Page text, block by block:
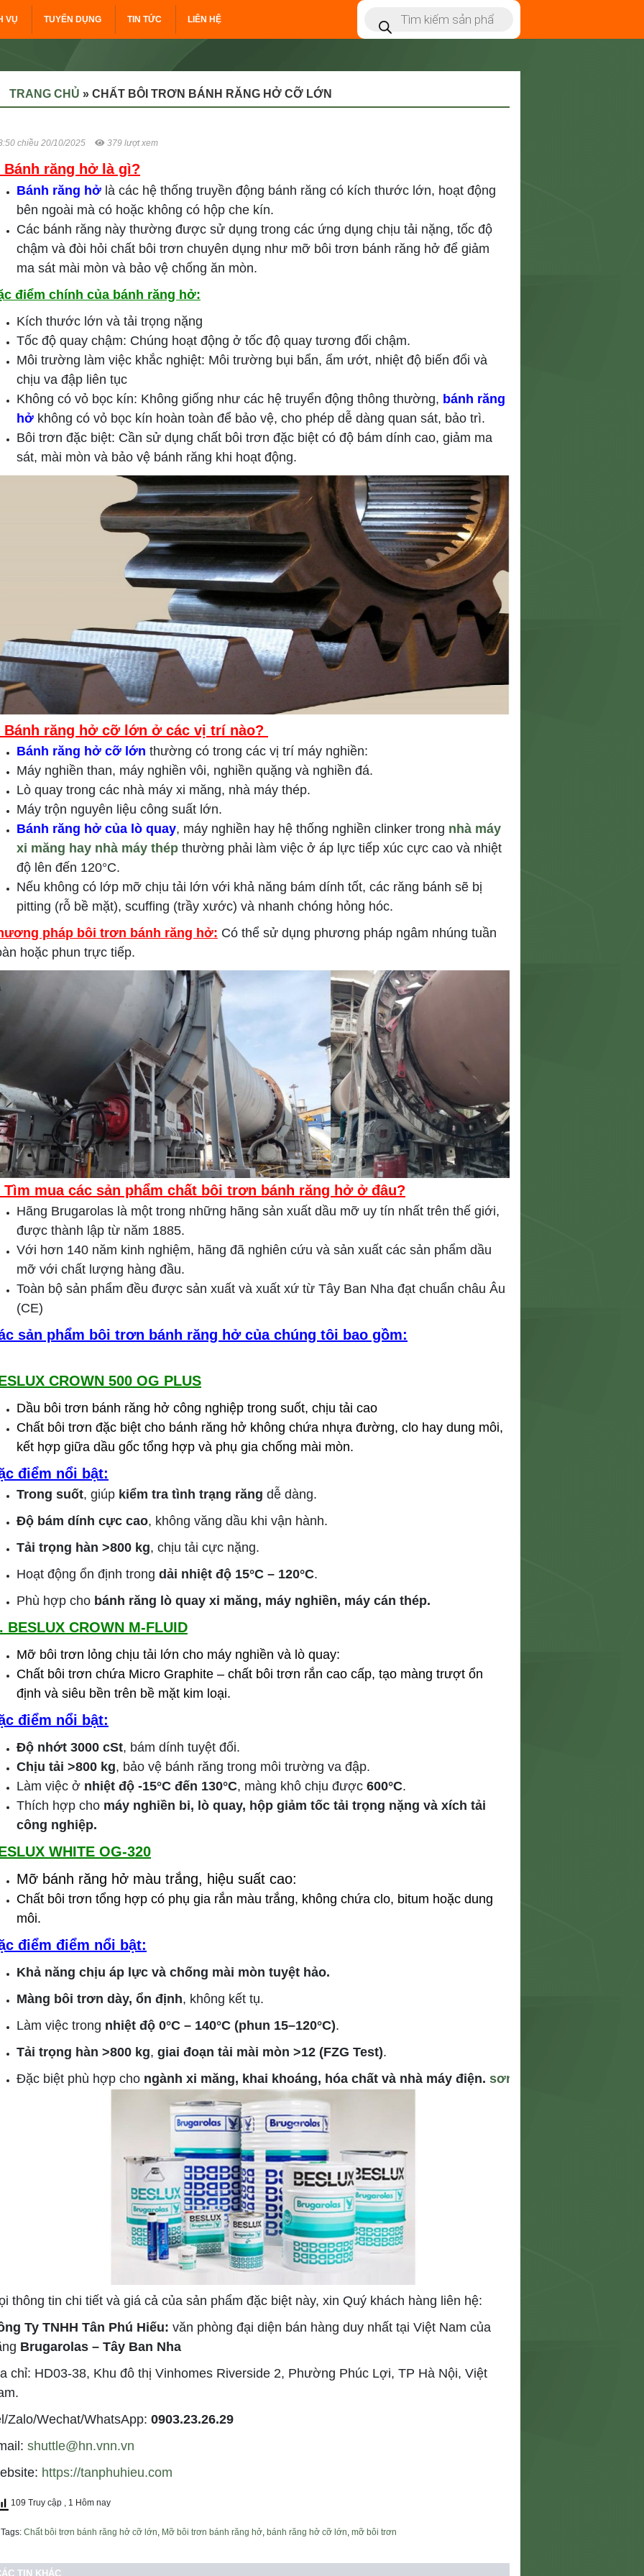
VỤ TUYỂN DỤNG TIN TỨC LIÊN HỆ
TRANG CHỦ » CHẤT BÔI TRƠN BÁNH RĂNG HỞ CỠ LỚN
chiều 20/10/2025 379 lượt xem
Bánh răng hở là gì?
Bánh răng hở là các hệ thống truyền động bánh răng có kích thước lớn, hoạt động
bên ngoài mà có hoặc không có hộp che kín.
Các bánh răng này thường được sử dụng trong các ứng dụng chịu tải nặng, tốc độ
chậm và đòi hỏi chất bôi trơn chuyên dụng như mỡ bôi trơn bánh răng hở để giảm
ma sát mài mòn và bảo vệ chống ăn mòn.
điểm chính của bánh răng hở:
Kích thước lớn và tải trọng nặng
Tốc độ quay chậm: Chúng hoạt động ở tốc độ quay tương đối chậm.
Môi trường làm việc khắc nghiệt: Môi trường bụi bẩn, ẩm ướt, nhiệt độ biến đổi và
chịu va đập liên tục
Không có vỏ bọc kín: Không giống như các hệ truyển động thông thường, bánh răng
hở không có vỏ bọc kín hoàn toàn để bảo vệ, cho phép dễ dàng quan sát, bảo trì.
Bôi trơn đặc biệt: Cần sử dụng chất bôi trơn đặc biệt có độ bám dính cao, giảm ma
sát, mài mòn và bảo vệ bánh răng khi hoạt động.
Bánh răng hở cỡ lớn ở các vị trí nào?
Bánh răng hở cỡ lớn thường có trong các vị trí máy nghiền:
Máy nghiền than, máy nghiền vôi, nghiền quặng và nghiền đá.
Lò quay trong các nhà máy xi măng, nhà máy thép.
Máy trộn nguyên liệu công suất lớn.
Bánh răng hở của lò quay, máy nghiền hay hệ thống nghiền clinker trong nhà máy
xi măng hay nhà máy thép thường phải làm việc ở áp lực tiếp xúc cực cao và nhiệt
độ lên đến 120°C.
Nếu không có lớp mỡ chịu tải lớn với khả năng bám dính tốt, các răng bánh sẽ bị
pitting (rỗ bề mặt), scuffing (trầy xước) và nhanh chóng hỏng hóc.
pháp bôi trơn bánh răng hở: Có thể sử dụng phương pháp ngâm nhúng tuần
hoặc phun trực tiếp.
Tìm mua các sản phẩm chất bôi trơn bánh răng hở ở đâu?
Hãng Brugarolas là một trong những hãng sản xuất dầu mỡ uy tín nhất trên thế giới,
được thành lập từ năm 1885.
Với hơn 140 năm kinh nghiệm, hãng đã nghiên cứu và sản xuất các sản phẩm dầu
mỡ với chất lượng hàng đầu.
Toàn bộ sản phẩm đều được sản xuất và xuất xứ từ Tây Ban Nha đạt chuẩn châu Âu
(CE)
sản phẩm bôi trơn bánh răng hở của chúng tôi bao gồm:
CROWN 500 OG PLUS
Dầu bôi trơn bánh răng hở công nghiệp trong suốt, chịu tải cao
Chất bôi trơn đặc biệt cho bánh răng hở không chứa nhựa đường, clo hay dung môi,
kết hợp giữa dầu gốc tổng hợp và phụ gia chống mài mòn.
điểm nổi bật:
Trong suốt, giúp kiểm tra tình trạng răng dễ dàng.
Độ bám dính cực cao, không văng dầu khi vận hành.
Tải trọng hàn >800 kg, chịu tải cực nặng.
Hoạt động ổn định trong dải nhiệt độ 15°C – 120°C.
Phù hợp cho bánh răng lò quay xi măng, máy nghiền, máy cán thép.
BESLUX CROWN M-FLUID
Mỡ bôi trơn lỏng chịu tải lớn cho máy nghiền và lò quay:
Chất bôi trơn chứa Micro Graphite – chất bôi trơn rắn cao cấp, tạo màng trượt ổn
định và siêu bền trên bề mặt kim loại.
điểm nổi bật:
Độ nhớt 3000 cSt, bám dính tuyệt đối.
Chịu tải >800 kg, bảo vệ bánh răng trong môi trường va đập.
Làm việc ở nhiệt độ -15°C đến 130°C, màng khô chịu được 600°C.
Thích hợp cho máy nghiền bi, lò quay, hộp giảm tốc tải trọng nặng và xích tải
công nghiệp.
WHITE OG-320
Mỡ bánh răng hở màu trắng, hiệu suất cao:
Chất bôi trơn tổng hợp có phụ gia rắn màu trắng, không chứa clo, bitum hoặc dung
môi.
điểm điểm nổi bật:
Khả năng chịu áp lực và chống mài mòn tuyệt hảo.
Màng bôi trơn dày, ổn định, không kết tụ.
Làm việc trong nhiệt độ 0°C – 140°C (phun 15–120°C).
Tải trọng hàn >800 kg, giai đoạn tải mài mòn >12 (FZG Test).
Đặc biệt phù hợp cho ngành xi măng, khai khoáng, hóa chất và nhà máy điện. sơn xe
thông tin chi tiết và giá cả của sản phẩm đặc biệt này, xin Quý khách hàng liên hệ:
Ty TNHH Tân Phú Hiếu: văn phòng đại diện bán hàng duy nhất tại Việt Nam của
Brugarolas – Tây Ban Nha
chỉ: HD03-38, Khu đô thị Vinhomes Riverside 2, Phường Phúc Lợi, TP Hà Nội, Việt
Zalo/Wechat/WhatsApp: 0903.23.26.29
shuttle@hn.vnn.vn
https://tanphuhieu.com
109 Truy cập , 1 Hôm nay
Chất bôi trơn bánh răng hở cỡ lớn Mỡ bôi trơn bánh răng hở bánh răng hở cỡ lớn mỡ bôi trơn
TIN KHÁC